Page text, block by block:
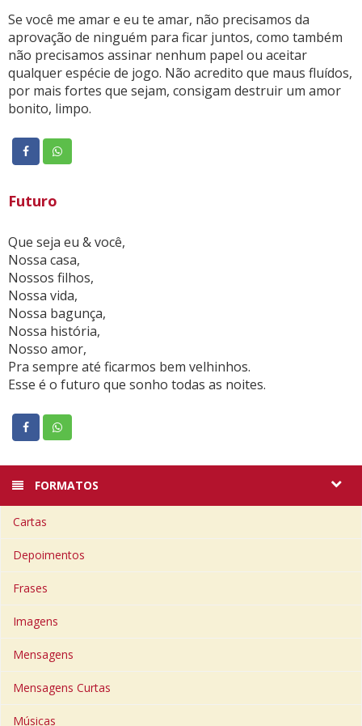
Se você me amar e eu te amar, não precisamos da
aprovação de ninguém para ficar juntos, como também
não precisamos assinar nenhum papel ou aceitar
qualquer espécie de jogo. Não acredito que maus fluídos,
por mais fortes que sejam, consigam destruir um amor
bonito, limpo.
Futuro
Que seja eu & você,
Nossa casa,
Nossos filhos,
Nossa vida,
Nossa bagunça,
Nossa história,
Nosso amor,
Pra sempre até ficarmos bem velhinhos.
Esse é o futuro que sonho todas as noites.
FORMATOS
Cartas
Depoimentos
Frases
Imagens
Mensagens
Mensagens Curtas
Músicas